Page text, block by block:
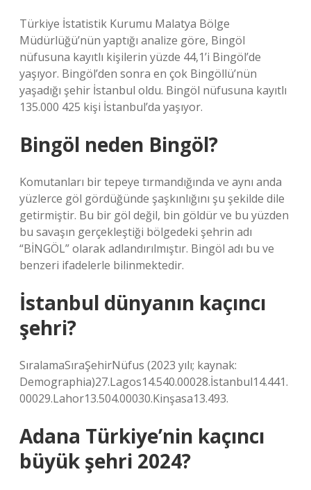
Türkiye İstatistik Kurumu Malatya Bölge
Müdürlüğü’nün yaptığı analize göre, Bingöl
nüfusuna kayıtlı kişilerin yüzde 44,1’i Bingöl’de
yaşıyor. Bingöl’den sonra en çok Bingöllü’nün
yaşadığı şehir İstanbul oldu. Bingöl nüfusuna kayıtlı
135.000 425 kişi İstanbul’da yaşıyor.
Bingöl neden Bingöl?
Komutanları bir tepeye tırmandığında ve aynı anda
yüzlerce göl gördüğünde şaşkınlığını şu şekilde dile
getirmiştir. Bu bir göl değil, bin göldür ve bu yüzden
bu savaşın gerçekleştiği bölgedeki şehrin adı
“BİNGÖL” olarak adlandırılmıştır. Bingöl adı bu ve
benzeri ifadelerle bilinmektedir.
İstanbul dünyanın kaçıncı
şehri?
SıralamaSıraŞehirNüfus (2023 yılı; kaynak:
Demographia)27.Lagos14.540.00028.İstanbul14.441.
00029.Lahor13.504.00030.Kinşasa13.493.
Adana Türkiye’nin kaçıncı
büyük şehri 2024?